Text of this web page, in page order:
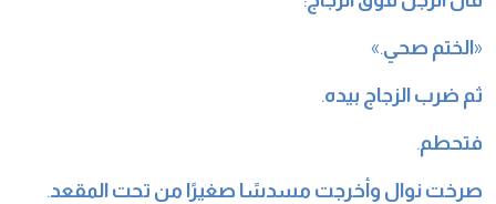
«الختم صحي.»
ثم ضرب الزجاج بيده.
فتحطم.
صرخت نوال وأخرجت مسدسًا صغيرًا من تحت المقعد.